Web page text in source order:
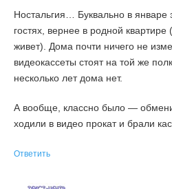
Ностальгия… Буквально в январе
гостях, вернее в родной
живет). Дома почти ничего не
видеокассеты стоят на той же
несколько лет дома нет.
А вообще, классно было —
ходили в видео прокат и брали
Ответить